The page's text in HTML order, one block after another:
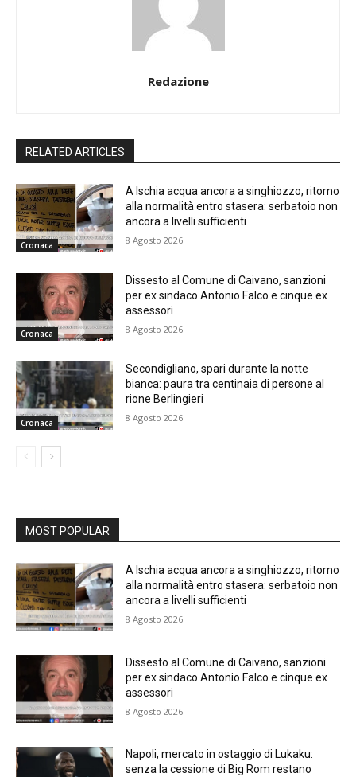
Redazione
RELATED ARTICLES
Cronaca
A Ischia acqua ancora a singhiozzo, ritorno
alla normalità entro stasera: serbatoio non
ancora a livelli sufficienti
8 Agosto 2026
Cronaca
Dissesto al Comune di Caivano, sanzioni
per ex sindaco Antonio Falco e cinque ex
assessori
8 Agosto 2026
Cronaca
Secondigliano, spari durante la notte
bianca: paura tra centinaia di persone al
rione Berlingieri
8 Agosto 2026
MOST POPULAR
A Ischia acqua ancora a singhiozzo, ritorno
alla normalità entro stasera: serbatoio non
ancora a livelli sufficienti
8 Agosto 2026
Dissesto al Comune di Caivano, sanzioni
per ex sindaco Antonio Falco e cinque ex
assessori
8 Agosto 2026
Napoli, mercato in ostaggio di Lukaku:
senza la cessione di Big Rom restano